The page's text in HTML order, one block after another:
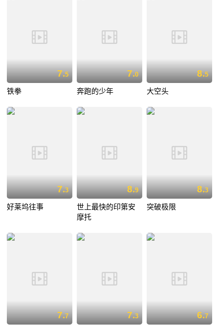
7.5
铁拳
7.0
奔跑的少年
8.5
大空头
7.3
好莱坞往事
8.9
世上最快的印第安
摩托
8.3
突破极限
7.7 7.3 6.7